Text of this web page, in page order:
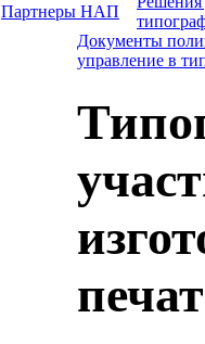
Партнеры НАП
Документы
управление в